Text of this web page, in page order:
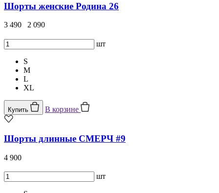
Шорты женские Родина 26
3 490 2 090
шт
S
M
L
XL
Купить В корзине
Шорты длинные СМЕРЧ #9
4 900
шт